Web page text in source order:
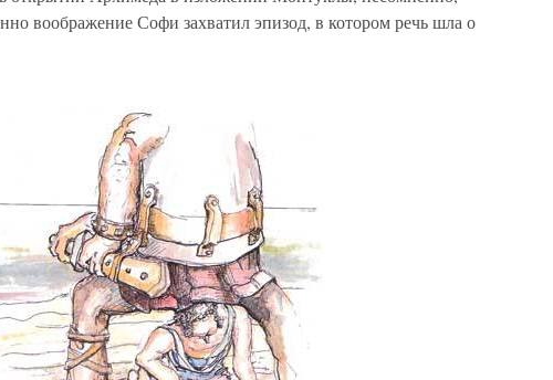
воображение Софи захватил эпизод, в котором речь шла о